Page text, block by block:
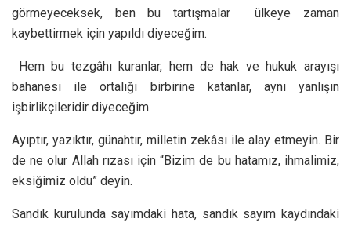
görmeyeceksek, ben bu tartışmalar
ülkeye zaman
kaybettirmek için yapıldı diyeceğim.
Hem bu tezgâhı kuranlar, hem de hak ve hukuk arayışı
bahanesi ile ortalığı birbirine katanlar, aynı yanlışın
işbirlikçileridir diyeceğim.
Ayıptır, yazıktır, günahtır, milletin zekâsı ile alay etmeyin. Bir
de ne olur Allah rızası için “Bizim de bu hatamız, ihmalimiz,
eksiğimiz oldu” deyin.
Sandık kurulunda sayımdaki hata, sandık sayım kaydındaki